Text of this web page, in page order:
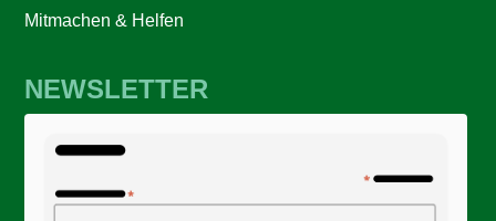
Mitmachen & Helfen
NEWSLETTER